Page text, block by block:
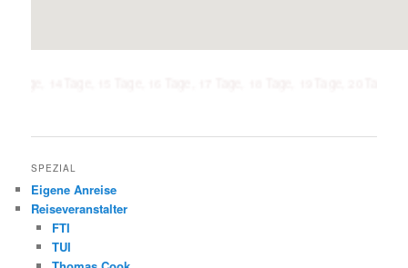
SPEZIAL
Eigene Anreise
Reiseveranstalter
FTI
TUI